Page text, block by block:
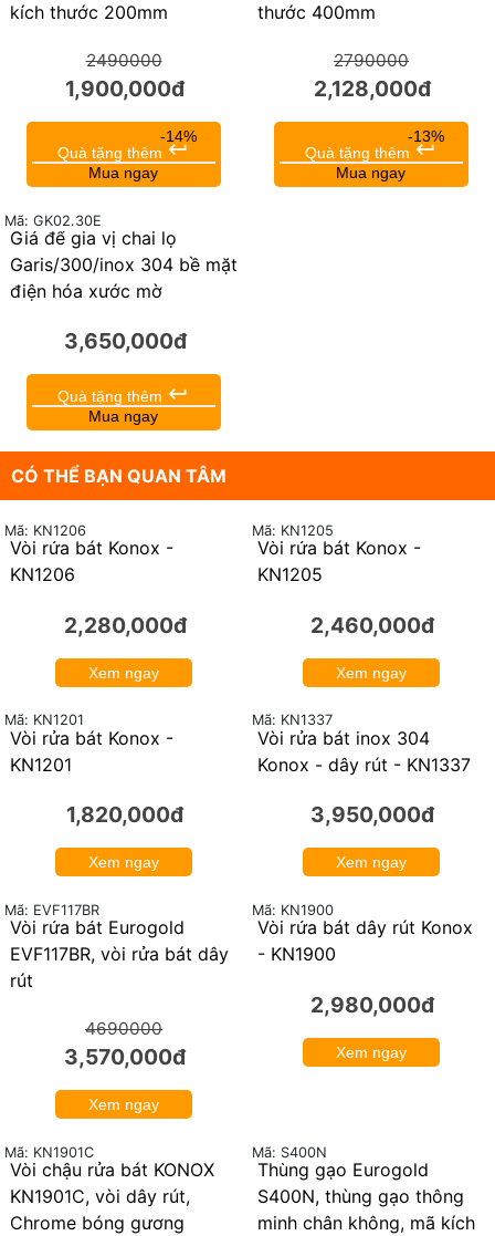
kích thước 200mm
2490000
1,900,000đ
-14%
Quà tặng thêm keyboard_return
Mua ngay
thước 400mm
2790000
2,128,000đ
-13%
Quà tặng thêm keyboard_return
Mua ngay
Giá để gia vị chai lọ
Garis/300/inox 304 bề mặt
điện hóa xước mờ
Mã: GK02.30E
3,650,000đ
Quà tặng thêm keyboard_return
Mua ngay
CÓ THỂ BẠN QUAN TÂM
Vòi rửa bát Konox -
KN1206
Mã: KN1206
2,280,000đ
Xem ngay
Vòi rửa bát Konox -
KN1205
Mã: KN1205
2,460,000đ
Xem ngay
Vòi rửa bát Konox -
KN1201
Mã: KN1201
1,820,000đ
Xem ngay
Vòi rửa bát inox 304
Konox - dây rút - KN1337
Mã: KN1337
3,950,000đ
Xem ngay
Vòi rửa bát Eurogold
EVF117BR, vòi rửa bát dây
rút
Mã: EVF117BR
4690000
3,570,000đ
Xem ngay
Vòi rửa bát dây rút Konox
- KN1900
Mã: KN1900
2,980,000đ
Xem ngay
Vòi chậu rửa bát KONOX
KN1901C, vòi dây rút,
Chrome bóng gương
Mã: KN1901C
Thùng gạo Eurogold
S400N, thùng gạo thông
minh chân không, mã kích
Mã: S400N